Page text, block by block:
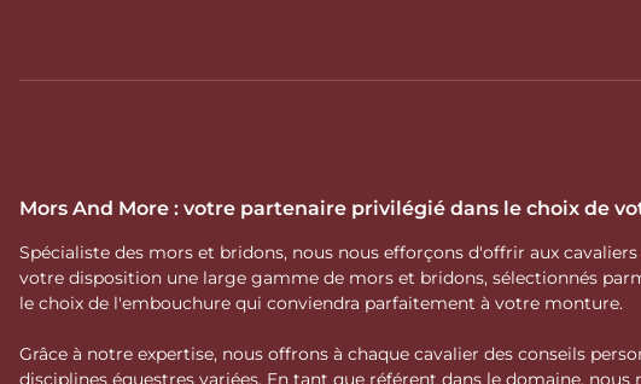
Mors And More : votre partenaire privilégié dans le choix de
Spécialiste des mors et bridons, nous nous efforçons d'offrir aux
votre disposition une large gamme de mors et bridons, sélectionnés
le choix de l'embouchure qui conviendra parfaitement à votre monture.
Grâce à notre expertise, nous offrons à chaque cavalier des conseils
disciplines équestres variées. En tant que référent dans le domaine,